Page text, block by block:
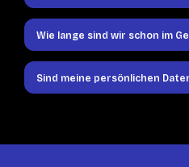
Wie lange sind wir schon im
Sind meine persönlichen